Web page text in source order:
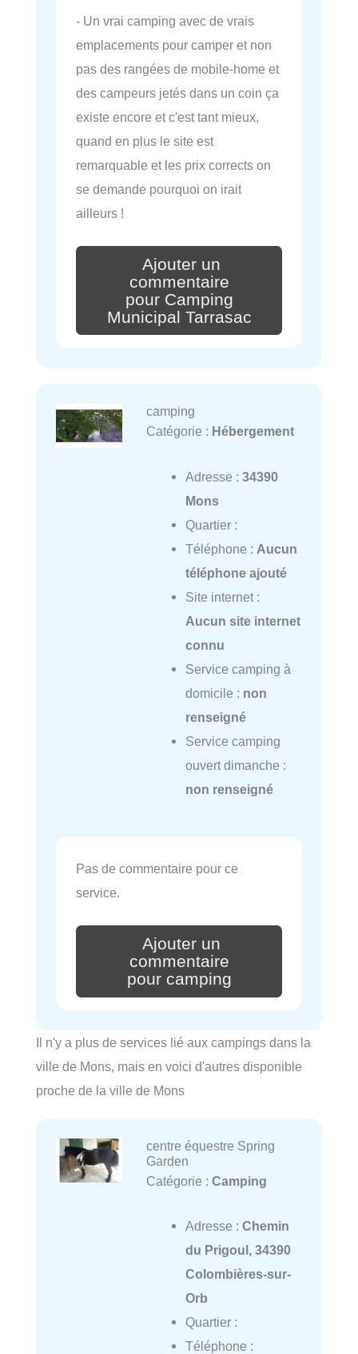
- Un vrai camping avec de vrais
emplacements pour camper et non
pas des rangées de mobile-home et
des campeurs jetés dans un coin ça
existe encore et c'est tant mieux,
quand en plus le site est
remarquable et les prix corrects on
se demande pourquoi on irait
ailleurs !
Ajouter un
commentaire
pour Camping
Municipal Tarrasac
camping
Catégorie : Hébergement
Adresse : 34390
Mons
Quartier :
Téléphone : Aucun
téléphone ajouté
Site internet :
Aucun site internet
connu
Service camping à
domicile : non
renseigné
Service camping
ouvert dimanche :
non renseigné
Pas de commentaire pour ce
service.
Ajouter un
commentaire
pour camping
Il n'y a plus de services lié aux campings dans la
ville de Mons, mais en voici d'autres disponible
proche de la ville de Mons
centre équestre Spring
Garden
Catégorie : Camping
Adresse : Chemin
du Prigoul, 34390
Colombières-sur-
Orb
Quartier :
Téléphone :